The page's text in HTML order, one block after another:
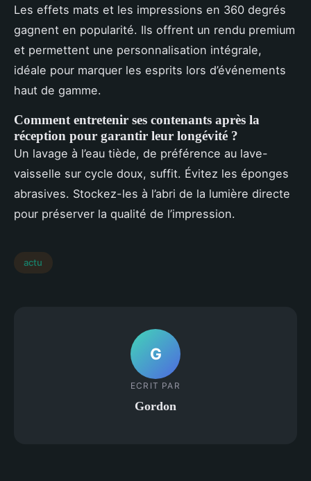
Les effets mats et les impressions en 360 degrés
gagnent en popularité. Ils offrent un rendu premium
et permettent une personnalisation intégrale,
idéale pour marquer les esprits lors d’événements
haut de gamme.
Comment entretenir ses contenants après la
réception pour garantir leur longévité ?
Un lavage à l’eau tiède, de préférence au lave-
vaisselle sur cycle doux, suffit. Évitez les éponges
abrasives. Stockez-les à l’abri de la lumière directe
pour préserver la qualité de l’impression.
actu
G
ECRIT PAR
Gordon